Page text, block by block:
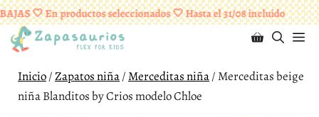
🤍 En productos seleccionados 🤍 Hasta el 31/08 incluido
Saltar
al
contenido
¡ENVÍOS GRATUITOS A PARTIR DE 95 EUROS!
Inicio/Zapatos niña/Merceditas niña/ Merceditas beige
niña Blanditos by Crios modelo Chloe